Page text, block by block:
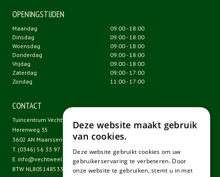
OPENINGSTIJDEN
Maandag
09:00 - 18:00
Dinsdag
09:00 - 18:00
Woensdag
09:00 - 18:00
Donderdag
09:00 - 18:00
Vrijdag
09:00 - 18:00
Zaterdag
09:00 - 17:00
Zondag
11:00 - 17:00
CONTACT
Tuincentrum Vechtweelde
Herenweg 35
3602 AN Maarssen
T. (0346) 56 33 97
E. info@vechtweelde.nl
BTW NL805148533B01
Deze website maakt gebruik
van cookies.
Deze website gebruikt cookies om uw
gebruikerservaring te verbeteren. Door
onze website te gebruiken, stemt u in met